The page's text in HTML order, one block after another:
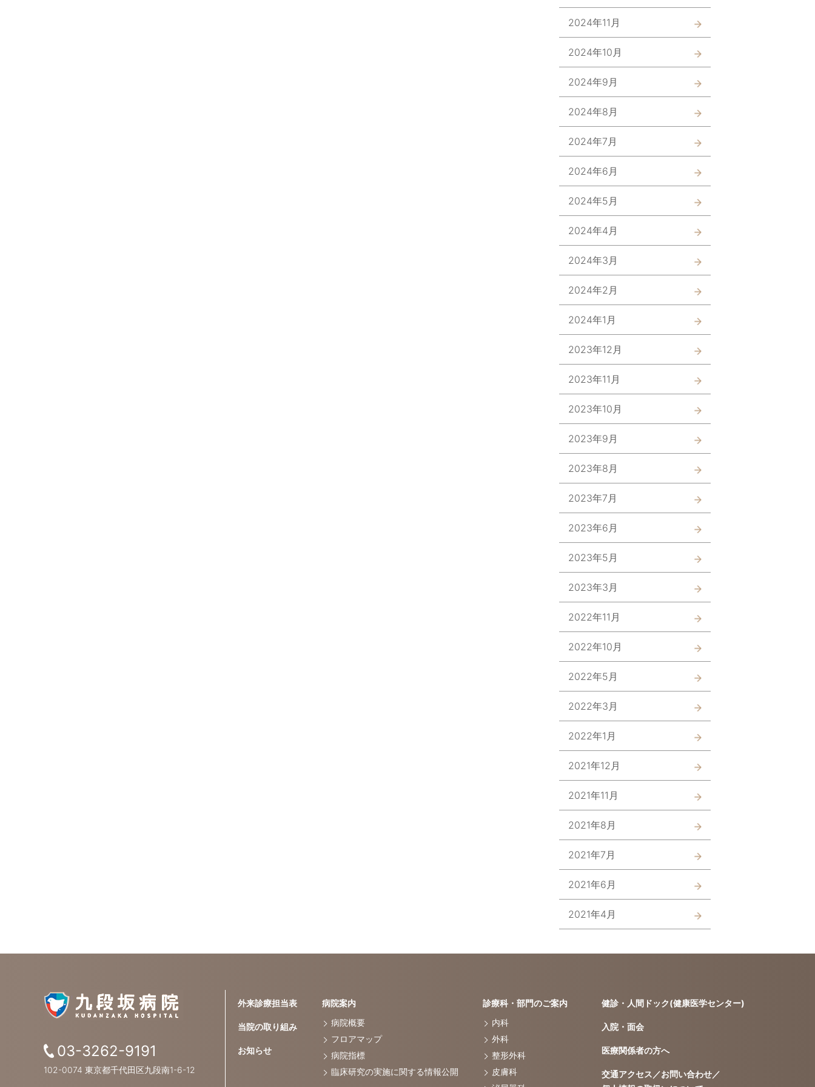
2024年11月
2024年10月
2024年9月
2024年8月
2024年7月
2024年6月
2024年5月
2024年4月
2024年3月
2024年2月
2024年1月
2023年12月
2023年11月
2023年10月
2023年9月
2023年8月
2023年7月
2023年6月
2023年5月
2023年3月
2022年11月
2022年10月
2022年5月
2022年3月
2022年1月
2021年12月
2021年11月
2021年8月
2021年7月
2021年6月
2021年4月
03-3262-9191
102-0074 東京都千代田区九段南1-6-12
外来診療担当表
当院の取り組み
お知らせ
病院案内
病院概要
フロアマップ
病院指標
臨床研究の実施に関する情報公開
診療科・部門のご案内
内科
外科
整形外科
皮膚科
健診・人間ドック(健康医学センター)
入院・面会
医療関係者の方へ
交通アクセス／お問い合わせ／